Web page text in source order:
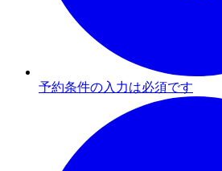
予約条件の入力は必須です